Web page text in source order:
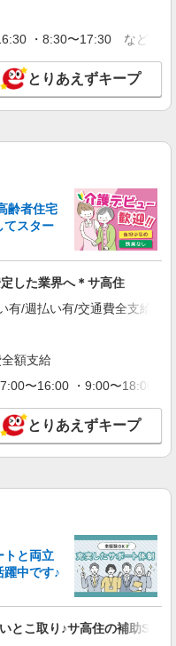
誰かの支えになれる人
♪
含む)＞
駅：泉大津
ルホで利用者さんと家事や
円 ＜日払い有/週払い有/交
代含む)＞
駅：泉大津
円 ＜日払い有/週払い有/交
代含む)＞
し！未経験・ブランクOK
円 ＜日払い有/週払い有/交
・8:30〜17:30 など ※
とりあえずキープ
齢者住宅
てスター
した業界へ＊サ高住
/週払い有/交通費全支給(ガ
額支給
7:00〜16:00 ・9:00〜
とりあえずキープ
トと両立
躍中です♪
とこ取り♪サ高住の補助